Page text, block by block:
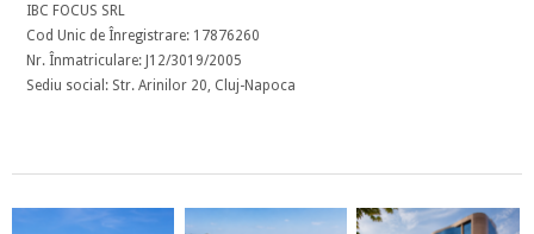
IBC FOCUS SRL
Cod Unic de Înregistrare: 17876260
Nr. Înmatriculare: J12/3019/2005
Sediu social: Str. Arinilor 20, Cluj-Napoca